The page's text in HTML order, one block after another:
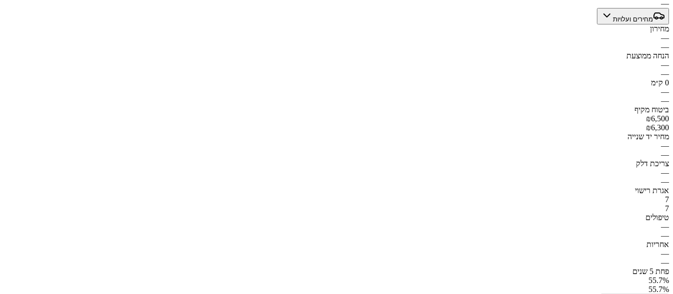
—
מחירים ועלויות
מחירון
—
—
הנחה ממוצעת
—
—
0 ק״מ
—
—
ביטוח מקיף
₪6,500
₪6,300
מחיר יד שנייה
—
—
צריכת דלק
—
—
אגרת רישוי
7
7
טיפולים
—
—
אחריות
—
—
פחת 5 שנים
55.7%
55.7%